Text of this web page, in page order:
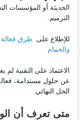
الحديثة أو المؤسسات
الترميم.
للإطلاع علىطرق فعالة
والحمام
الاعتماد على التقنية
عن حلول مستدامة،
الحل النهائي.
متى تعرف أن